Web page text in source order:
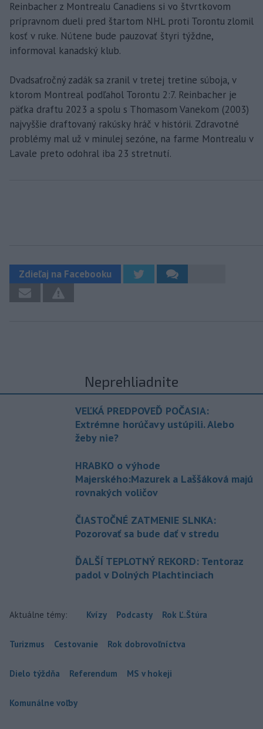
Reinbacher z Montrealu Canadiens si vo štvrtkovom
prípravnom dueli pred štartom NHL proti Torontu zlomil
kosť v ruke. Nútene bude pauzovať štyri týždne,
informoval kanadský klub.
Dvadsaťročný zadák sa zranil v tretej tretine súboja, v
ktorom Montreal podľahol Torontu 2:7. Reinbacher je
päťka draftu 2023 a spolu s Thomasom Vanekom (2003)
najvyššie draftovaný rakúsky hráč v histórii. Zdravotné
problémy mal už v minulej sezóne, na farme Montrealu v
Lavale preto odohral iba 23 stretnutí.
Zdieľaj na Facebooku
Neprehliadnite
VEĽKÁ PREDPOVEĎ POČASIA:
Extrémne horúčavy ustúpili. Alebo
žeby nie?
HRABKO o výhode
Majerského:Mazurek a Laššáková majú
rovnakých voličov
ČIASTOČNÉ ZATMENIE SLNKA:
Pozorovať sa bude dať v stredu
ĎALŠÍ TEPLOTNÝ REKORD: Tentoraz
padol v Dolných Plachtinciach
Aktuálne témy: Kvízy Podcasty Rok Ľ.Štúra
Turizmus Cestovanie Rok dobrovoľníctva
Dielo týždňa Referendum MS v hokeji
Komunálne voľby